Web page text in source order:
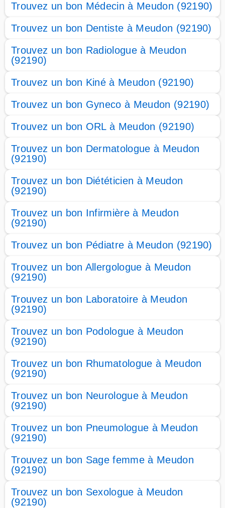
Trouvez un bon Médecin à Meudon (92190)
Trouvez un bon Dentiste à Meudon (92190)
Trouvez un bon Radiologue à Meudon
(92190)
Trouvez un bon Kiné à Meudon (92190)
Trouvez un bon Gyneco à Meudon (92190)
Trouvez un bon ORL à Meudon (92190)
Trouvez un bon Dermatologue à Meudon
(92190)
Trouvez un bon Diététicien à Meudon
(92190)
Trouvez un bon Infirmière à Meudon
(92190)
Trouvez un bon Pédiatre à Meudon (92190)
Trouvez un bon Allergologue à Meudon
(92190)
Trouvez un bon Laboratoire à Meudon
(92190)
Trouvez un bon Podologue à Meudon
(92190)
Trouvez un bon Rhumatologue à Meudon
(92190)
Trouvez un bon Neurologue à Meudon
(92190)
Trouvez un bon Pneumologue à Meudon
(92190)
Trouvez un bon Sage femme à Meudon
(92190)
Trouvez un bon Sexologue à Meudon
(92190)